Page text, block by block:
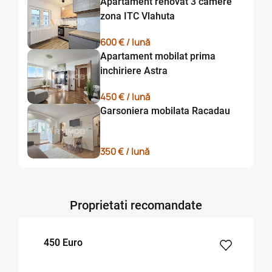
zona ITC Vlahuta
600 € / lună
Apartament mobilat prima
inchiriere Astra
450 € / lună
Garsoniera mobilata Racadau
350 € / lună
Proprietati recomandate
450 Euro